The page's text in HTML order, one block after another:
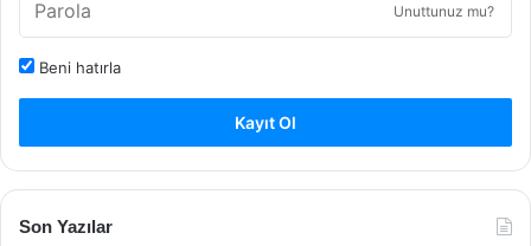
Unuttunuz mu?
Beni hatırla
Kayıt Ol
Son Yazılar